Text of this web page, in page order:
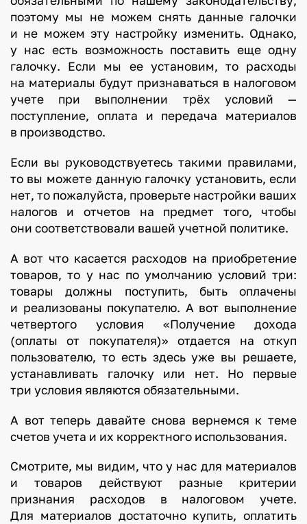
поэтому мы не можем снять данные галочки
и не можем эту настройку изменить. Однако,
у нас есть возможность поставить еще одну
галочку. Если мы ее установим, то расходы
на материалы будут признаваться в налоговом
учете при выполнении трёх условий —
поступление, оплата и передача материалов
в производство.
Если вы руководствуетесь такими правилами,
то вы можете данную галочку установить, если
нет, то пожалуйста, проверьте настройки ваших
налогов и отчетов на предмет того, чтобы
они соответствовали вашей учетной политике.
А вот что касается расходов на приобретение
товаров, то у нас по умолчанию условий три:
товары должны поступить, быть оплачены
и реализованы покупателю. А вот выполнение
четвертого условия «Получение дохода
(оплаты от покупателя)» отдается на откуп
пользователю, то есть здесь уже вы решаете,
устанавливать галочку или нет. Но первые
три условия являются обязательными.
А вот теперь давайте снова вернемся к теме
счетов учета и их корректного использования.
Смотрите, мы видим, что у нас для материалов
и товаров действуют разные критерии
признания расходов в налоговом учете.
Для материалов достаточно купить, оплатить